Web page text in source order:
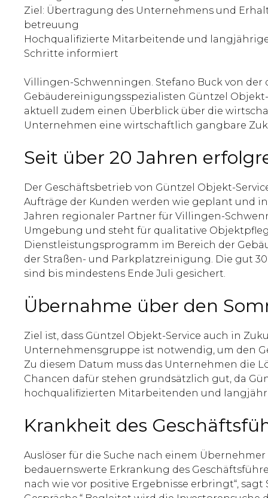
Ziel: Übertragung des Unternehmens und
betreuung
Hochqualifizierte Mitarbeitende und
Schritte informiert
Villingen-Schwenningen. Stefano Buck von
Gebäudereinigungsspezialisten Güntzel
aktuell zudem einen Überblick über die
Unternehmen eine wirtschaftlich gangbare
Seit über 20 Jahren
Der Geschäftsbetrieb von Güntzel Objekt-
Aufträge der Kunden werden wie geplant und
Jahren regionaler Partner für Villingen-
Umgebung und steht für qualitative
Dienstleistungsprogramm im Bereich der
der Straßen- und Parkplatzreinigung. Die gut
sind bis mindestens Ende Juli gesichert.
Übernahme über den
Ziel ist, dass Güntzel Objekt-Service auch in
Unternehmensgruppe ist notwendig, um den
Zu diesem Datum muss das Unternehmen die
Chancen dafür stehen grundsätzlich gut, da
hochqualifizierten Mitarbeitenden und
Krankheit des
Auslöser für die Suche nach einem
bedauernswerte Erkrankung des
nach wie vor positive Ergebnisse erbringt“,